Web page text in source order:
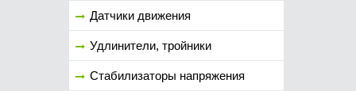
Датчики движения
Удлинители, тройники
Стабилизаторы напряжения